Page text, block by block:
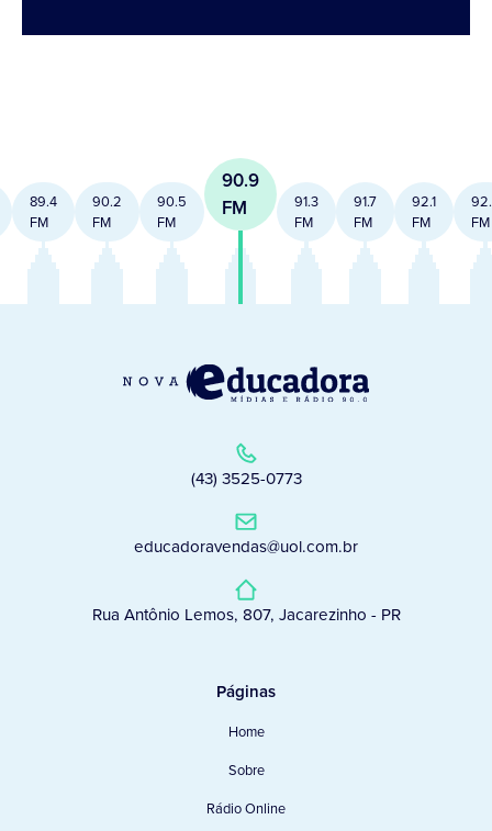
89.4
FM
90.2
FM
90.5
FM
90.9
FM
91.3
FM
91.7
FM
92.1
FM
FM
(43) 3525-0773
educadoravendas@uol.com.br
Rua Antônio Lemos, 807, Jacarezinho - PR
Páginas
Home
Sobre
Rádio Online